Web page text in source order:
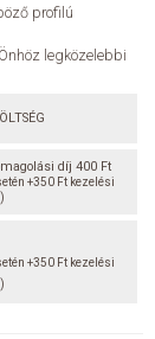
profilú
legközelebbi
díj 400 Ft
+350 Ft kezelési
+350 Ft kezelési